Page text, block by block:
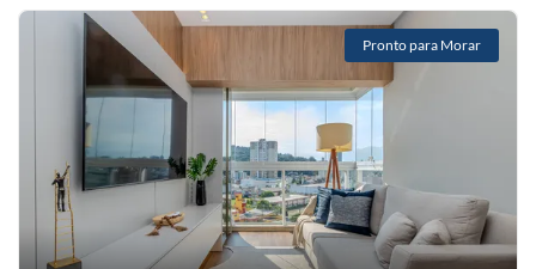
Pronto para Morar